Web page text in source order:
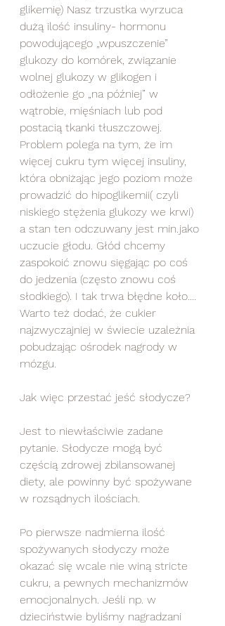
glikemię) Nasz trzustka wyrzuca
dużą ilość insuliny- hormonu
powodującego „wpuszczenie”
glukozy do komórek, związanie
wolnej glukozy w glikogen i
odłożenie go „na później” w
wątrobie, mięśniach lub pod
postacią tkanki tłuszczowej.
Problem polega na tym, że im
więcej cukru tym więcej insuliny,
która obniżając jego poziom może
prowadzić do hipoglikemii( czyli
niskiego stężenia glukozy we krwi)
a stan ten odczuwany jest min.jako
uczucie głodu. Głód chcemy
zaspokoić znowu sięgając po coś
do jedzenia (często znowu coś
słodkiego). I tak trwa błędne koło....
Warto też dodać, że cukier
najzwyczajniej w świecie uzależnia
pobudzając ośrodek nagrody w
mózgu.
Jak więc przestać jeść słodycze?
Jest to niewłaściwie zadane
pytanie. Słodycze mogą być
częścią zdrowej zbilansowanej
diety, ale powinny być spożywane
w rozsądnych ilościach.
Po pierwsze nadmierna ilość
spożywanych słodyczy może
okazać się wcale nie winą stricte
cukru, a pewnych mechanizmów
emocjonalnych. Jeśli np. w
dzieciństwie byliśmy nagradzani